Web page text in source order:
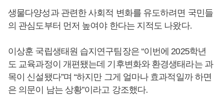
생물다양성과 관련한 사회적 변화를 유도하려면 국민들
의 관심도부터 먼저 높여야 한다는 지적도 나왔다.
이상훈 국립생태원 습지연구팀장은 “이번에 2025학년
도 교육과정이 개편됐는데 기후변화와 환경생태라는 과
목이 신설됐다”며 “하지만 그게 얼마나 효과적일까 하면
은 의문이 남는 상황”이라고 강조했다.